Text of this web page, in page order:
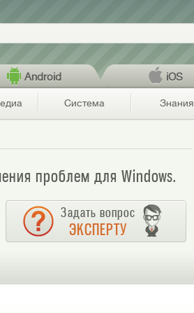
Android iOS
Система Знания
проблем для Windows.
Задать вопрос
ЭКСПЕРТУ